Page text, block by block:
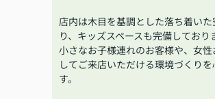
店内は木目を基調とした落ち着い
り、キッズスペースも完備しており
小さなお子様連れのお客様や、女
してご来店いただける環境づくり
す。